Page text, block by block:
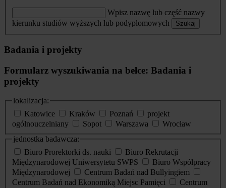
Wpisz nazwę lub część nazwy
kierunku studiów wyższych lub podyplomowych
Szukaj
Badania i projekty
Formularz wyszukiwania na belce: Badania i
projekty
lokalizacja:
Katowice
Kraków Poznań
projekt
ogólnouczelniany
Sopot Warszawa
Wrocław
jednostka badawcza:
Biuro Prorektorki ds. nauki
Biuro Rekrutacji
Międzynarodowej Uniwersytetu SWPS
Biuro Współpracy
Międzynarodowej
Centrum Badań nad Bullyingiem
Centrum Badań nad Ekonomiką Miejsc Pamięci
Centrum